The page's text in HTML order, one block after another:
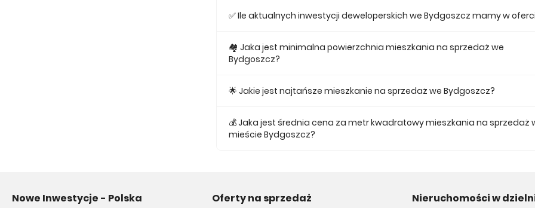
✅ Ile aktualnych inwestycji deweloperskich we Bydgoszcz mamy w
🏘 Jaka jest minimalna powierzchnia mieszkania na sprzedaż we
Bydgoszcz?
🌟 Jakie jest najtańsze mieszkanie na sprzedaż we Bydgoszcz?
💰 Jaka jest średnia cena za metr kwadratowy mieszkania na sprzedaż
mieście Bydgoszcz?
Nowe Inwestycje - Polska Oferty na sprzedaż Nieruchomości w